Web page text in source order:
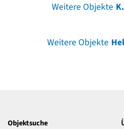
Weitere Objekte
Weitere Objekte
Objektsuche